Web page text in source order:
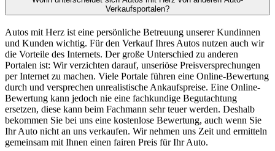
Verkaufsportalen?
Autos mit Herz ist eine persönliche Betreuung unserer Kundinnen
und Kunden wichtig. Für den Verkauf Ihres Autos nutzen auch wir
die Vorteile des Internets. Der große Unterschied zu anderen
Portalen ist: Wir verzichten darauf, unseriöse Preisversprechungen
per Internet zu machen. Viele Portale führen eine Online-Bewertung
durch und versprechen unrealistische Ankaufspreise. Eine Online-
Bewertung kann jedoch nie eine fachkundige Begutachtung
ersetzen, diese kann beim Fachmann sehr teuer werden. Deshalb
bekommen Sie bei uns eine kostenlose Bewertung, auch wenn Sie
Ihr Auto nicht an uns verkaufen. Wir nehmen uns Zeit und ermitteln
gemeinsam mit Ihnen einen fairen Preis für Ihr Auto.